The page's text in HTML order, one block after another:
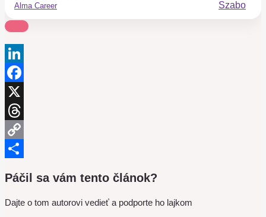
Alma Career
LinkedIn
Facebook
X
Threads
Copy
Páčil sa vám tento článok?
Dajte o tom autorovi vedieť a podporte ho lajkom